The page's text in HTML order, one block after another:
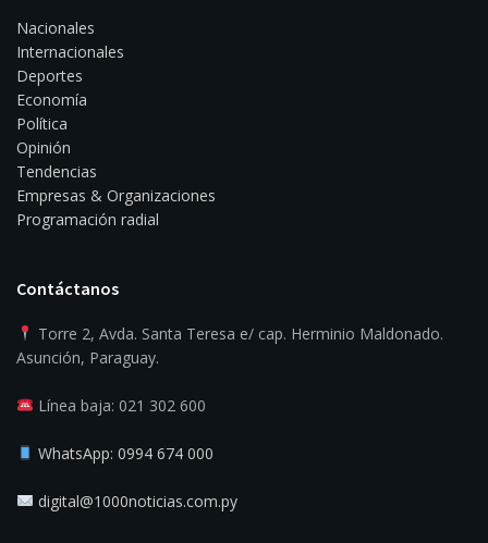
Nacionales
Internacionales
Deportes
Economía
Política
Opinión
Tendencias
Empresas & Organizaciones
Programación radial
Contáctanos
Torre 2, Avda. Santa Teresa e/ cap. Herminio Maldonado.
Asunción, Paraguay.
Línea baja: 021 302 600
WhatsApp: 0994 674 000
digital@1000noticias.com.py